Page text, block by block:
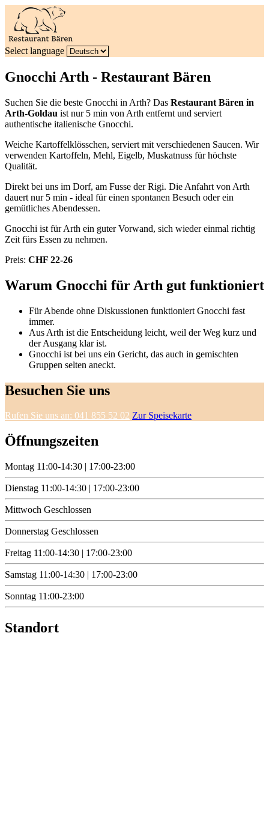
Select language
Gnocchi Arth - Restaurant Bären
Suchen Sie die beste Gnocchi in Arth? Das Restaurant Bären in
Arth-Goldau ist nur 5 min von Arth entfernt und serviert
authentische italienische Gnocchi.
Weiche Kartoffelklösschen, serviert mit verschiedenen Saucen. Wir
verwenden Kartoffeln, Mehl, Eigelb, Muskatnuss für höchste
Qualität.
Direkt bei uns im Dorf, am Fusse der Rigi. Die Anfahrt von Arth
dauert nur 5 min - ideal für einen spontanen Besuch oder ein
gemütliches Abendessen.
Gnocchi ist für Arth ein guter Vorwand, sich wieder einmal richtig
Zeit fürs Essen zu nehmen.
Preis: CHF 22-26
Warum Gnocchi für Arth gut funktioniert
Für Abende ohne Diskussionen funktioniert Gnocchi fast
immer.
Aus Arth ist die Entscheidung leicht, weil der Weg kurz und
der Ausgang klar ist.
Gnocchi ist bei uns ein Gericht, das auch in gemischten
Gruppen selten aneckt.
Besuchen Sie uns
Rufen Sie uns an: 041 855 52 02 Zur Speisekarte
Öffnungszeiten
Montag 11:00-14:30 | 17:00-23:00
Dienstag 11:00-14:30 | 17:00-23:00
Mittwoch Geschlossen
Donnerstag Geschlossen
Freitag 11:00-14:30 | 17:00-23:00
Samstag 11:00-14:30 | 17:00-23:00
Sonntag 11:00-23:00
Standort